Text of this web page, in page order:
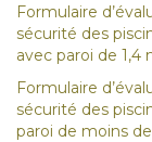
Formulaire
sécurité des
avec paroi de
Formulaire
sécurité des
paroi de moins